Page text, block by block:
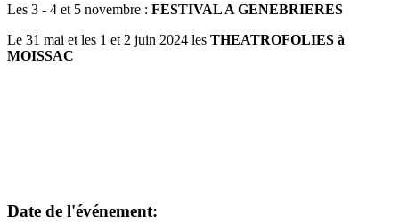
Les 3 - 4 et 5 novembre : FESTIVAL A GENEBRIERES
Le 31 mai et les 1 et 2 juin 2024 les THEATROFOLIES à
MOISSAC
Date de l'événement: